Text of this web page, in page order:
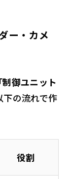
ー・カメ
制御ユニット
の流れで作
役割